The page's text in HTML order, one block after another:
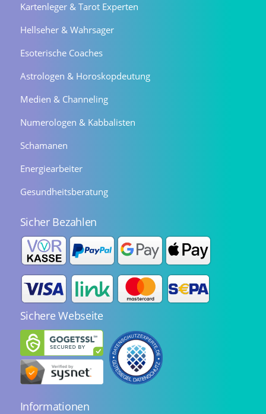
Kartenleger & Tarot Experten
Hellseher & Wahrsager
Esoterische Coaches
Astrologen & Horoskopdeutung
Medien & Channeling
Numerologen & Kabbalisten
Schamanen
Energiearbeiter
Gesundheitsberatung
Sicher Bezahlen
Sichere Webseite
Informationen